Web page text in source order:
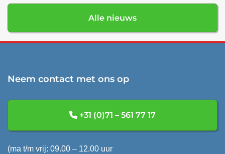
Alle nieuws
Neem contact met ons op
+31 (0)71 – 561 77 17
(ma t/m vrij: 09.00 – 12.00 uur